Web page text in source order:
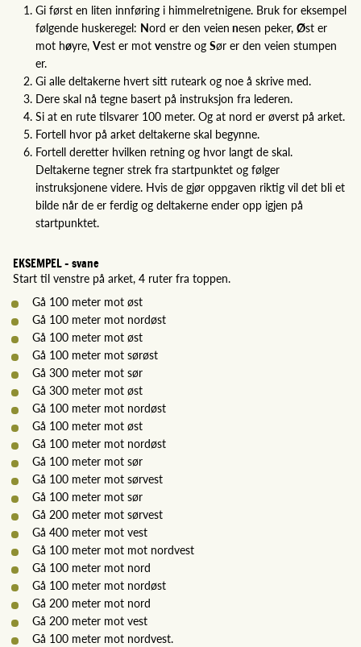
Gi først en liten innføring i himmelretnigene. Bruk for eksempel
følgende huskeregel: Nord er den veien nesen peker, Øst er
mot høyre, Vest er mot venstre og Sør er den veien stumpen
er.
Gi alle deltakerne hvert sitt ruteark og noe å skrive med.
Dere skal nå tegne basert på instruksjon fra lederen.
Si at en rute tilsvarer 100 meter. Og at nord er øverst på arket.
Fortell hvor på arket deltakerne skal begynne.
Fortell deretter hvilken retning og hvor langt de skal.
Deltakerne tegner strek fra startpunktet og følger
instruksjonene videre. Hvis de gjør oppgaven riktig vil det bli et
bilde når de er ferdig og deltakerne ender opp igjen på
startpunktet.
EKSEMPEL - svane
Start til venstre på arket, 4 ruter fra toppen.
Gå 100 meter mot øst
Gå 100 meter mot nordøst
Gå 100 meter mot øst
Gå 100 meter mot sørøst
Gå 300 meter mot sør
Gå 300 meter mot øst
Gå 100 meter mot nordøst
Gå 100 meter mot øst
Gå 100 meter mot nordøst
Gå 100 meter mot sør
Gå 100 meter mot sørvest
Gå 100 meter mot sør
Gå 200 meter mot sørvest
Gå 400 meter mot vest
Gå 100 meter mot mot nordvest
Gå 100 meter mot nord
Gå 100 meter mot nordøst
Gå 200 meter mot nord
Gå 200 meter mot vest
Gå 100 meter mot nordvest.